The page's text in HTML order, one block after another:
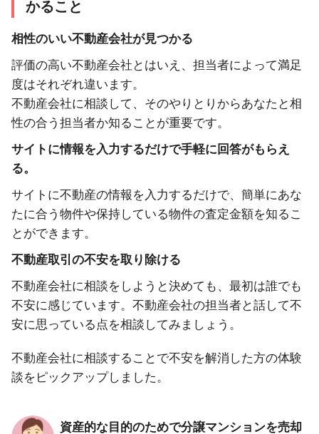
かること
相性のいい不動産会社が見つかる
評価の高い不動産会社とはいえ、担当者によって満足
度はそれぞれ違います。
不動産会社に相談して、そのやりとりからあなたと相
性の合う担当者か知ることが重要です。
サイトに情報を入力するだけで手軽に回答がもらえ
る。
サイトに不動産の情報を入力するだけで、簡単にあな
たに合う物件や保持している物件の査定金額を知るこ
とができます。
不動産取引の不安を取り除ける
不動産会社に相談をしようと決めても、最初は誰でも
不安に感じています。不動産会社の担当者と話して不
安に思っている点を相談してみましょう。
不動産会社に相談することで不安を解消した方の体験
談をピックアップしました。
資産的な目的のためで分譲マンションを売却